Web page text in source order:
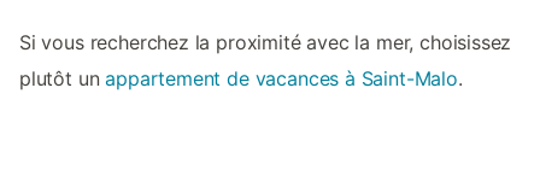
Si vous recherchez la proximité avec la mer, choisissez
plutôt unappartement de vacances à Saint-Malo.